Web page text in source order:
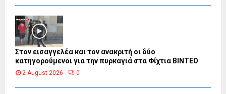
Στον εισαγγελέα και τον ανακριτή οι δύο
κατηγορούμενοι για την πυρκαγιά στα Φίχτια ΒΙΝΤΕΟ
2 August 2026 0